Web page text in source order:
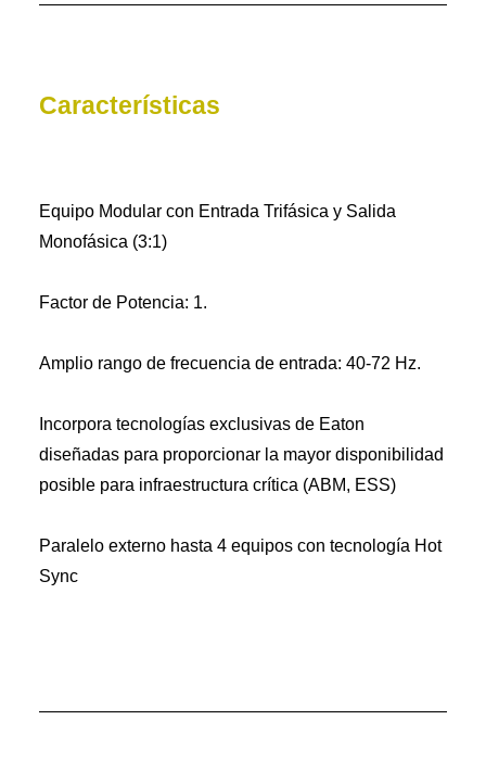
Características
Equipo Modular con Entrada Trifásica y Salida
Monofásica (3:1)
Factor de Potencia: 1.
Amplio rango de frecuencia de entrada: 40-72 Hz.
Incorpora tecnologías exclusivas de Eaton
diseñadas para proporcionar la mayor disponibilidad
posible para infraestructura crítica (ABM, ESS)
Paralelo externo hasta 4 equipos con tecnología Hot
Sync